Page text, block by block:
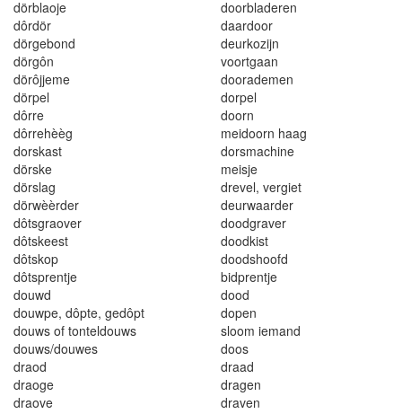
dörblaoje doorbladeren
dôrdör daardoor
dörgebond deurkozijn
dörgôn voortgaan
dörôjjeme doorademen
dörpel
dorpel
dôrre doorn
dôrrehèèg meidoorn haag
dorskast dorsmachine
dörske meisje
dörslag drevel, vergiet
dörwèèrder
deurwaarder
dôtsgraover doodgraver
dôtskeest doodkist
dôtskop doodshoofd
dôtsprentje bidprentje
douwd
dood
douwpe, dôpte, gedôpt
dopen
douws of tonteldouws sloom iemand
douws/douwes
doos
draod
draad
draoge
dragen
draove
draven